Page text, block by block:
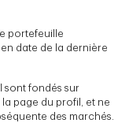
portefeuille
date de la dernière
sont fondés sur
page du profil, et ne
des marchés.